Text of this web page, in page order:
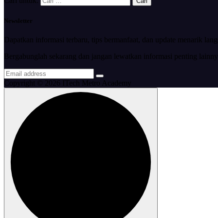
Newsletter
Dapatkan informasi terbaru, tips bermanfaat, dan update menarik
Bergabunglah sekarang dan jangan lewatkan informasi penting
Copyright © 2026 ITech Metro Academy